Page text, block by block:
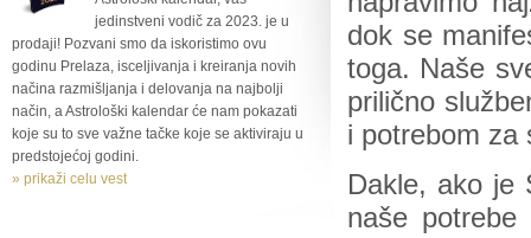
jedinstveni vodič za 2023. je u
prodaji! Pozvani smo da iskoristimo ovu
godinu Prelaza, isceljivanja i kreiranja novih
načina razmišljanja i delovanja na najbolji
način, a Astrološki kalendar će nam pokazati
koje su to sve važne tačke koje se aktiviraju u
predstojećoj godini.
» prikaži celu vest
dok se
toga. Naše
prilično
i potrebom
Dakle, ako je
naše